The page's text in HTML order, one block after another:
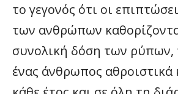
το γεγονός ότι οι
των ανθρώπων
συνολική δόση των ρύπων,
ένας άνθρωπος αθροιστικά